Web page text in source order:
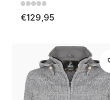
€129,95